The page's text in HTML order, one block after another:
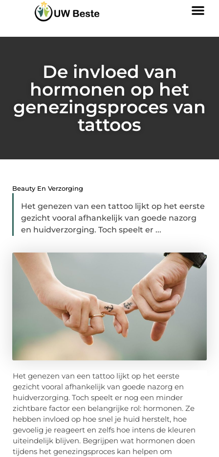
De invloed van
hormonen op het
genezingsproces van
tattoos
Beauty En Verzorging
Het genezen van een tattoo lijkt op het eerste
gezicht vooral afhankelijk van goede nazorg
en huidverzorging. Toch speelt er ...
Het genezen van een tattoo lijkt op het eerste
gezicht vooral afhankelijk van goede nazorg en
huidverzorging. Toch speelt er nog een minder
zichtbare factor een belangrijke rol: hormonen. Ze
hebben invloed op hoe snel je huid herstelt, hoe
gevoelig je reageert en zelfs hoe intens de kleuren
uiteindelijk blijven. Begrijpen wat hormonen doen
tijdens het genezingsproces kan helpen om